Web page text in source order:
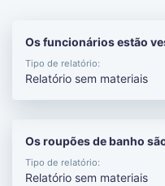
Os funcionários estão
Tipo de relatório:
Relatório sem materiais
Os roupões de banho
Tipo de relatório:
Relatório sem materiais